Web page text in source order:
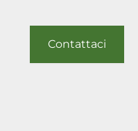
Contattaci